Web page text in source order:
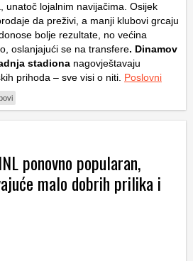
unatoč lojalnim navijačima. Osijek
da preživi, a manji klubovi grcaju
bolje rezultate, no većina
oslanjajući se na transfere. Dinamov
stadiona nagovještavaju
prihoda – sve visi o niti. Poslovni
ponovno popularan,
malo dobrih prilika i